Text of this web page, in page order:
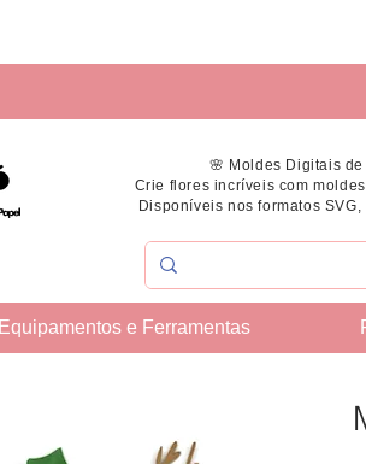
🌸 Moldes Digitais
Crie flores incríveis com
Disponíveis nos formatos
Equipamentos e Ferramentas